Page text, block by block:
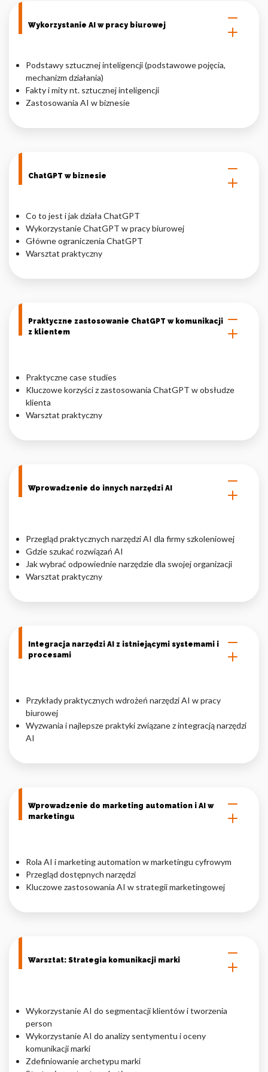
Wykorzystanie AI w pracy biurowej
Podstawy sztucznej inteligencji (podstawowe pojęcia,
mechanizm działania)
Fakty i mity nt. sztucznej inteligencji
Zastosowania AI w biznesie
ChatGPT w biznesie
Co to jest i jak działa ChatGPT
Wykorzystanie ChatGPT w pracy biurowej
Główne ograniczenia ChatGPT
Warsztat praktyczny
Praktyczne zastosowanie ChatGPT w komunikacji
z klientem
Praktyczne case studies
Kluczowe korzyści z zastosowania ChatGPT w obsłudze
klienta
Warsztat praktyczny
Wprowadzenie do innych narzędzi AI
Przegląd praktycznych narzędzi AI dla firmy szkoleniowej
Gdzie szukać rozwiązań AI
Jak wybrać odpowiednie narzędzie dla swojej organizacji
Warsztat praktyczny
Integracja narzędzi AI z istniejącymi systemami i
procesami
Przykłady praktycznych wdrożeń narzędzi AI w pracy
biurowej
Wyzwania i najlepsze praktyki związane z integracją narzędzi
AI
Wprowadzenie do marketing automation i AI w
marketingu
Rola AI i marketing automation w marketingu cyfrowym
Przegląd dostępnych narzędzi
Kluczowe zastosowania AI w strategii marketingowej
Warsztat: Strategia komunikacji marki
Wykorzystanie AI do segmentacji klientów i tworzenia
person
Wykorzystanie AI do analizy sentymentu i oceny
komunikacji marki
Zdefiniowanie archetypu marki
klasyfikowania, wraz z dostawcami poszczególnych ciasteczek.
Odrzuć
Zapisz moje preferencje